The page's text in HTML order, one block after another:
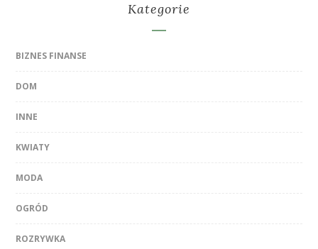
Kategorie
BIZNES FINANSE
DOM
INNE
KWIATY
MODA
OGRÓD
ROZRYWKA